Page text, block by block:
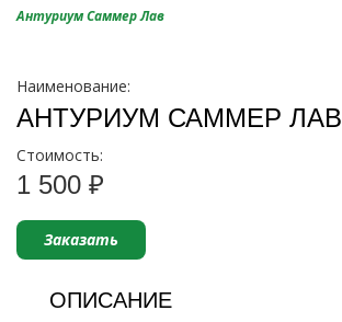
Антуриум Саммер Лав
Наименование:
АНТУРИУМ САММЕР ЛАВ
Стоимость:
1 500 ₽
Заказать
ОПИСАНИЕ